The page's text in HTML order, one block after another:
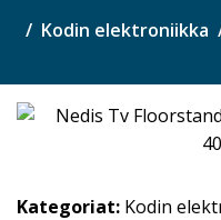
Kodin elektroniikka
Kategoriat: Kodin